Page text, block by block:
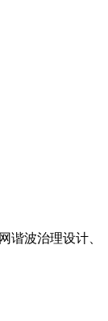
谐波治理设计、